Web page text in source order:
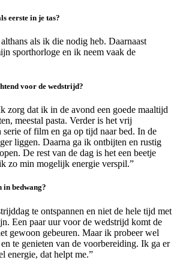
eerste in je tas?
als ik die nodig heb. Daarnaast
sporthorloge en ik neem vaak de
voor de wedstrijd?
zorg dat ik in de avond een goede maaltijd
meestal pasta. Verder is het vrij
of film en ga op tijd naar bed. In de
liggen. Daarna ga ik ontbijten en rustig
De rest van de dag is het een beetje
zo min mogelijk energie verspil.”
in bedwang?
te ontspannen en niet de hele tijd met
Een paar uur voor de wedstrijd komt de
gewoon gebeuren. Maar ik probeer wel
te genieten van de voorbereiding. Ik ga er
energie, dat helpt me.”